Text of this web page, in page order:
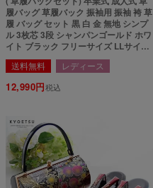
履バッグ 草履バック 振袖用 振袖 袴 草
履 バッグ セット 黒 白 金 無地 シンプ
ル 3枚芯 3段 シャンパンゴールド ホワ
イト ブラック フリーサイズ LLサイズ
大きいサイズ(rg)
送料無料 レディース
12,990 税込